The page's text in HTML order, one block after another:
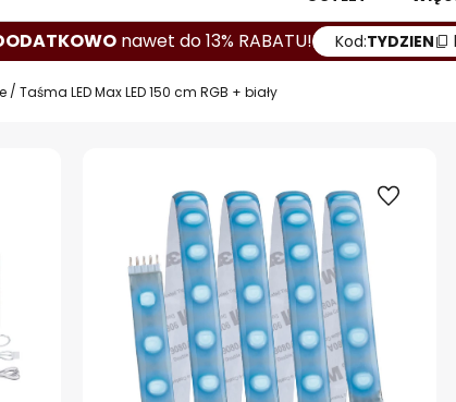
nawet do 13% RABATU! Kod:TYDZIEN
Taśma LED Max LED 150 cm RGB + biały